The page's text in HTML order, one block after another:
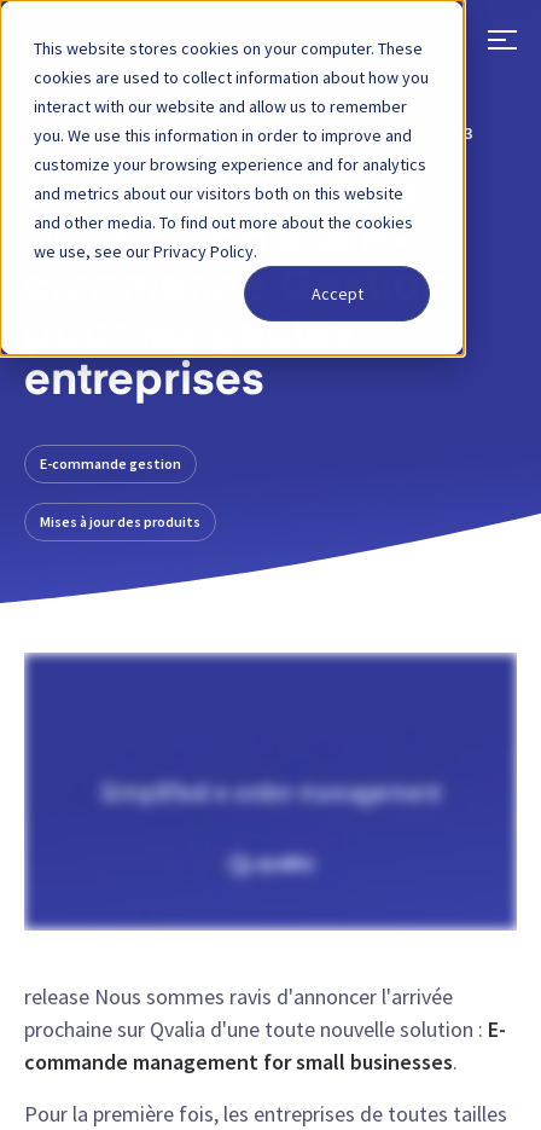
This website stores cookies on your computer. These
cookies are used to collect information about how you
interact with our website and allow us to remember
you. We use this information in order to improve and
customize your browsing experience and for analytics
and metrics about our visitors both on this website
and other media. To find out more about the cookies
we use, see our Privacy Policy.
Accept
RETOUR ARTICLE DE BLOG 29 NOVEMBRE, 2023
Bientôt disponible :
Suite complète E-
commande Gestion
pour les petites
entreprises
E-commande gestion
Mises à jour des produits
release Nous sommes ravis d'annoncer l'arrivée
prochaine sur Qvalia d'une toute nouvelle solution : E-
commande management for small businesses.
Pour la première fois, les entreprises de toutes tailles